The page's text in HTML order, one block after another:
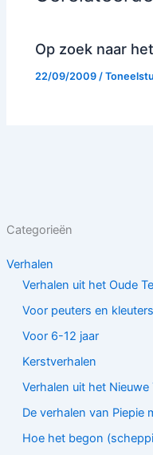
Categorieën
Verhalen
Verhalen uit het Oude
Voor peuters en kleuters
Voor 6-12 jaar
Kerstverhalen
Verhalen uit het
De verhalen van Piepie
Hoe het begon
Op zoek naar
22/09/2009 /